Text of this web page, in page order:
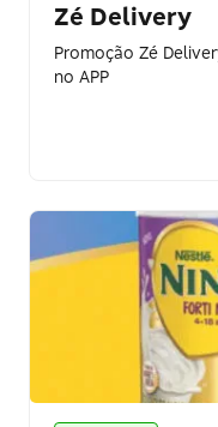
Zé Delivery
Promoção Zé
no APP